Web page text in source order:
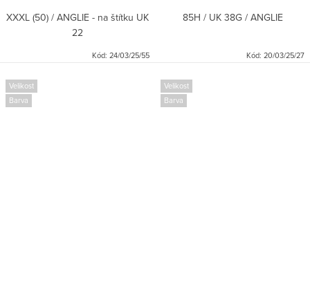
XXXL (50) / ANGLIE - na štítku UK
22
Kód: 24/03/25/55
85H / UK 38G / ANGLIE
Kód: 20/03/25/27
Velikost
Barva
Velikost
Barva